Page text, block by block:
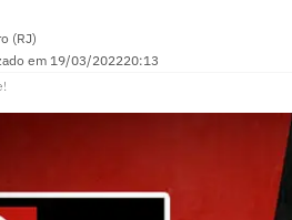
(RJ)
em 19/03/202220:13